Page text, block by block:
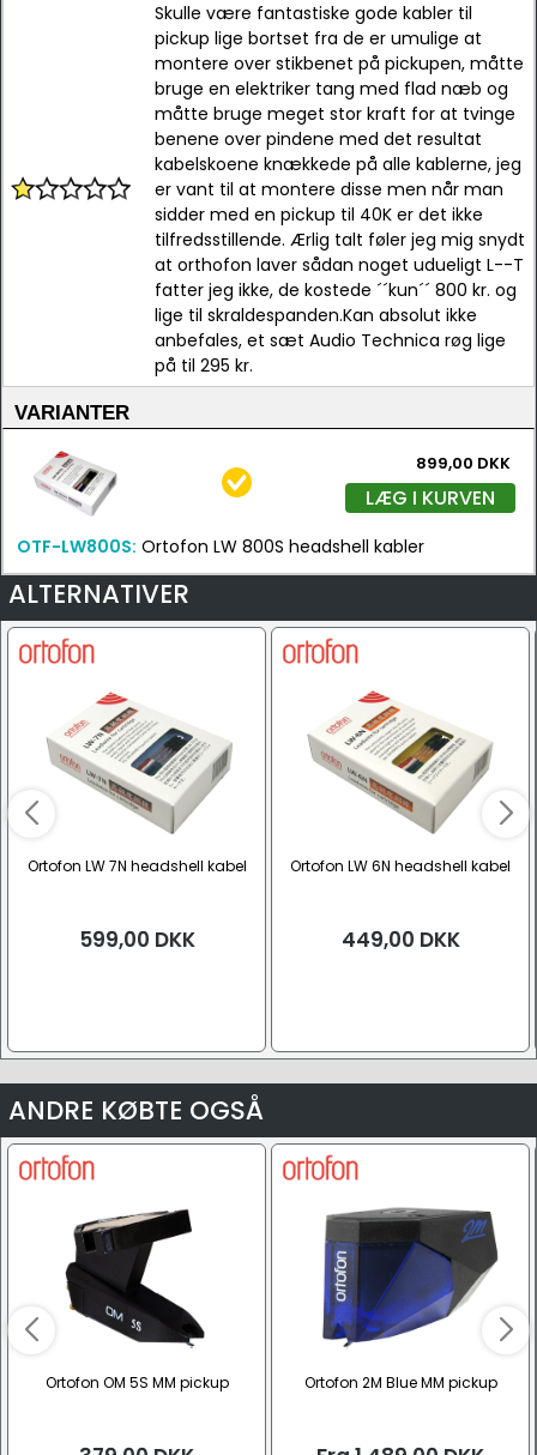
Skulle være fantastiske gode kabler til
pickup lige bortset fra de er umulige at
montere over stikbenet på pickupen, måtte
bruge en elektriker tang med flad næb og
måtte bruge meget stor kraft for at tvinge
benene over pindene med det resultat
kabelskoene knækkede på alle kablerne, jeg
er vant til at montere disse men når man
sidder med en pickup til 40K er det ikke
tilfredsstillende. Ærlig talt føler jeg mig snydt
at orthofon laver sådan noget udueligt L--T
fatter jeg ikke, de kostede ´´kun´´ 800 kr. og
lige til skraldespanden.Kan absolut ikke
anbefales, et sæt Audio Technica røg lige
på til 295 kr.
VARIANTER
899,00 DKK
LÆG I KURVEN
OTF-LW800S: Ortofon LW 800S headshell kabler
ALTERNATIVER
Ortofon LW 7N headshell kabel
599,00 DKK
Ortofon LW 6N headshell kabel
449,00 DKK
ANDRE KØBTE OGSÅ
Ortofon OM 5S MM pickup Ortofon 2M Blue MM pickup